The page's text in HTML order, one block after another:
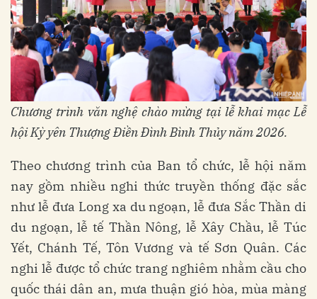
Chương trình văn nghệ chào mừng tại lễ khai mạc Lễ
hội Kỳ yên Thượng Điền Đình Bình Thủy năm 2026.
Theo chương trình của Ban tổ chức, lễ hội năm
nay gồm nhiều nghi thức truyền thống đặc sắc
như lễ đưa Long xa du ngoạn, lễ đưa Sắc Thần di
du ngoạn, lễ tế Thần Nông, lễ Xây Chầu, lễ Túc
Yết, Chánh Tế, Tôn Vương và tế Sơn Quân. Các
nghi lễ được tổ chức trang nghiêm nhằm cầu cho
quốc thái dân an, mưa thuận gió hòa, mùa màng